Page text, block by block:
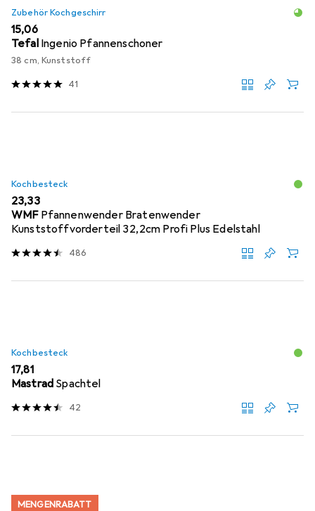
Zubehör Kochgeschirr
EUR
15,06
Tefal Ingenio Pfannenschoner
38 cm, Kunststoff
41
Kochbesteck
EUR
23,33
WMF Pfannenwender Bratenwender
Kunststoffvorderteil 32,2cm Profi Plus Edelstahl
486
Kochbesteck
EUR
17,81
Mastrad Spachtel
42
MENGENRABATT